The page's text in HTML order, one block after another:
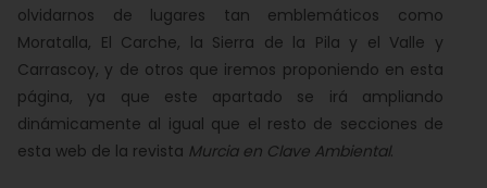
olvidarnos de lugares tan emblemáticos como
Moratalla, El Carche, la Sierra de la Pila y el Valle y
Carrascoy, y de otros que iremos proponiendo en esta
página, ya que este apartado se irá ampliando
dinámicamente al igual que el resto de secciones de
esta web de la revista Murcia en Clave Ambiental.